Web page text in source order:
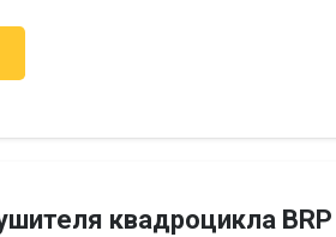
квадроцикла BRP